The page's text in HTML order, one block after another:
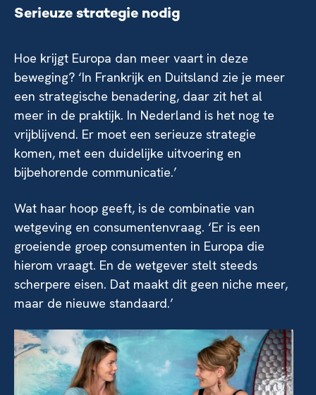
Serieuze strategie nodig
Hoe krijgt Europa dan meer vaart in deze
beweging? ‘In Frankrijk en Duitsland zie je meer
een strategische benadering, daar zit het al
meer in de praktijk. In Nederland is het nog te
vrijblijvend. Er moet een serieuze strategie
komen, met een duidelijke uitvoering en
bijbehorende communicatie.’
Wat haar hoop geeft, is de combinatie van
wetgeving en consumentenvraag. ‘Er is een
groeiende groep consumenten in Europa die
hierom vraagt. En de wetgever stelt steeds
scherpere eisen. Dat maakt dit geen niche meer,
maar de nieuwe standaard.’